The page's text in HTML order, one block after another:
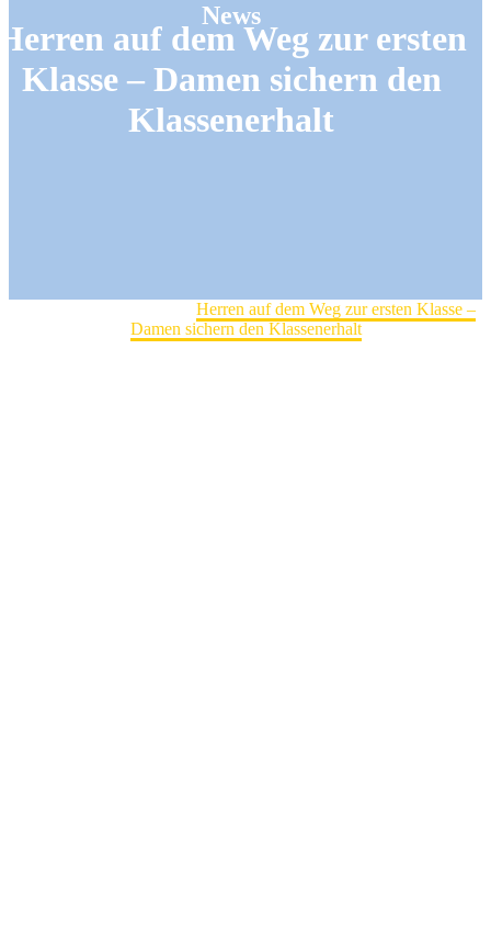
News
auf dem Weg zur ersten
Klasse – Damen sichern den
Klassenerhalt
Herren auf dem Weg zur ersten Klasse –
Damen sichern den Klassenerhalt